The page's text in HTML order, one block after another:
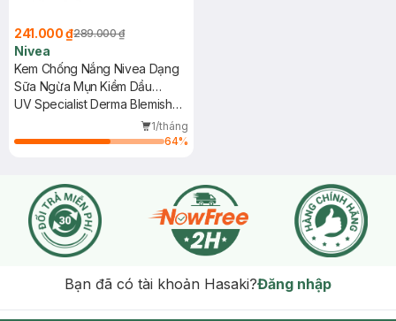
241.000 ₫289.000 ₫
Nivea
Kem Chống Nắng Nivea Dạng
Sữa Ngừa Mụn Kiềm Dầu
SPF50+ 40ml
UV Specialist Derma Blemish
1/tháng
64%
Bạn đã có tài khoản Hasaki?Đăng nhập